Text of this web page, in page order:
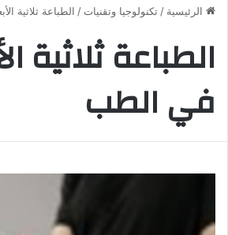
الرئيسية /تكنولوجيا وتقنيات / الطباعة ثلاثية
الطباعة ثلاثية
في الطب